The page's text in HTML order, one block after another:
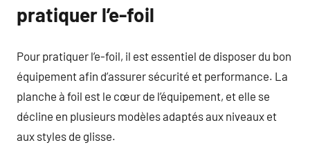
pratiquer l’e-foil
Pour pratiquer l’e-foil, il est essentiel de disposer du bon
équipement afin d’assurer sécurité et performance. La
planche à foil est le cœur de l’équipement, et elle se
décline en plusieurs modèles adaptés aux niveaux et
aux styles de glisse.